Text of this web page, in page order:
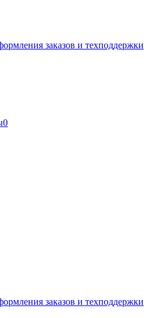
заказов и техподдержки
0
заказов и техподдержки